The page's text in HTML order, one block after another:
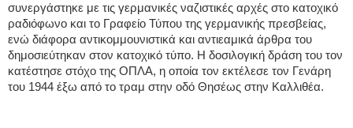
συνεργάστηκε με τις γερμανικές ναζιστικές αρχές στο κατοχικό
ραδιόφωνο και το Γραφείο Τύπου της γερμανικής πρεσβείας,
ενώ διάφορα αντικομμουνιστικά και αντιεαμικά άρθρα του
δημοσιεύτηκαν στον κατοχικό τύπο. Η δοσιλογική δράση του τον
κατέστησε στόχο της ΟΠΛΑ, η οποία τον εκτέλεσε τον Γενάρη
του 1944 έξω από το τραμ στην οδό Θησέως στην Καλλιθέα.